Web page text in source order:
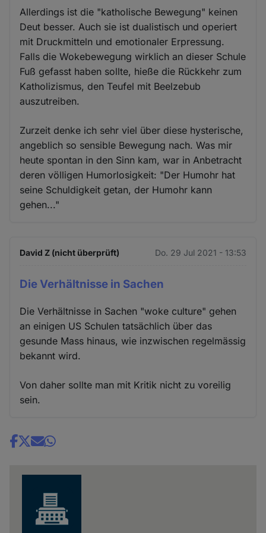
Allerdings ist die "katholische Bewegung" keinen
Deut besser. Auch sie ist dualistisch und operiert
mit Druckmitteln und emotionaler Erpressung.
Falls die Wokebewegung wirklich an dieser Schule
Fuß gefasst haben sollte, hieße die Rückkehr zum
Katholizismus, den Teufel mit Beelzebub
auszutreiben.
Zurzeit denke ich sehr viel über diese hysterische,
angeblich so sensible Bewegung nach. Was mir
heute spontan in den Sinn kam, war in Anbetracht
deren völligen Humorlosigkeit: "Der Humohr hat
seine Schuldigkeit getan, der Humohr kann
gehen..."
David Z (nicht überprüft) Do. 29 Jul 2021 - 13:53
Die Verhältnisse in Sachen
Die Verhältnisse in Sachen "woke culture" gehen
an einigen US Schulen tatsächlich über das
gesunde Mass hinaus, wie inzwischen regelmässig
bekannt wird.
Von daher sollte man mit Kritik nicht zu voreilig
sein.
Share